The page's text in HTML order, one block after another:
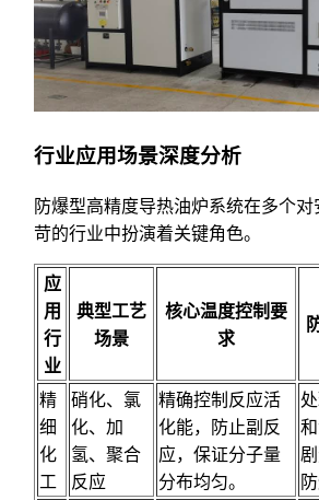
行业应用场景深度分析
防爆型高精度导热油炉系统在多个
苛的行业中扮演着关键角色。
应
用
行
业
典型工艺
场景
核心温度控制要
求
精
细
化
工
硝化、氯
化、加
氢、聚合
反应
精确控制反应活
化能，防止副反
应，保证分子量
分布均匀。